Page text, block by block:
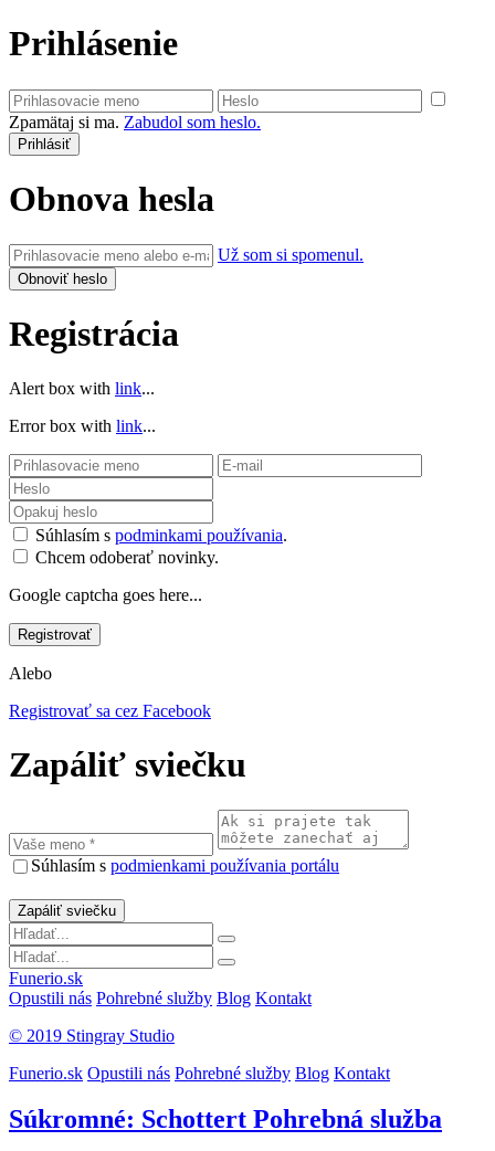
Prihlásenie
Zpamätaj si ma. Zabudol som heslo.
Obnova hesla
Už som si spomenul.
Registrácia
Alert box with link...
Error box with link...
Súhlasím s podminkami používania.
Chcem odoberať novinky.
Google captcha goes here...
Alebo
Registrovať sa cez Facebook
Zapáliť sviečku
Súhlasím s podmienkami používania portálu
Funerio.sk
Opustili nás Pohrebné služby Blog Kontakt
© 2019 Stingray Studio
Funerio.sk Opustili nás Pohrebné služby Blog Kontakt
Súkromné: Schottert Pohrebná služba